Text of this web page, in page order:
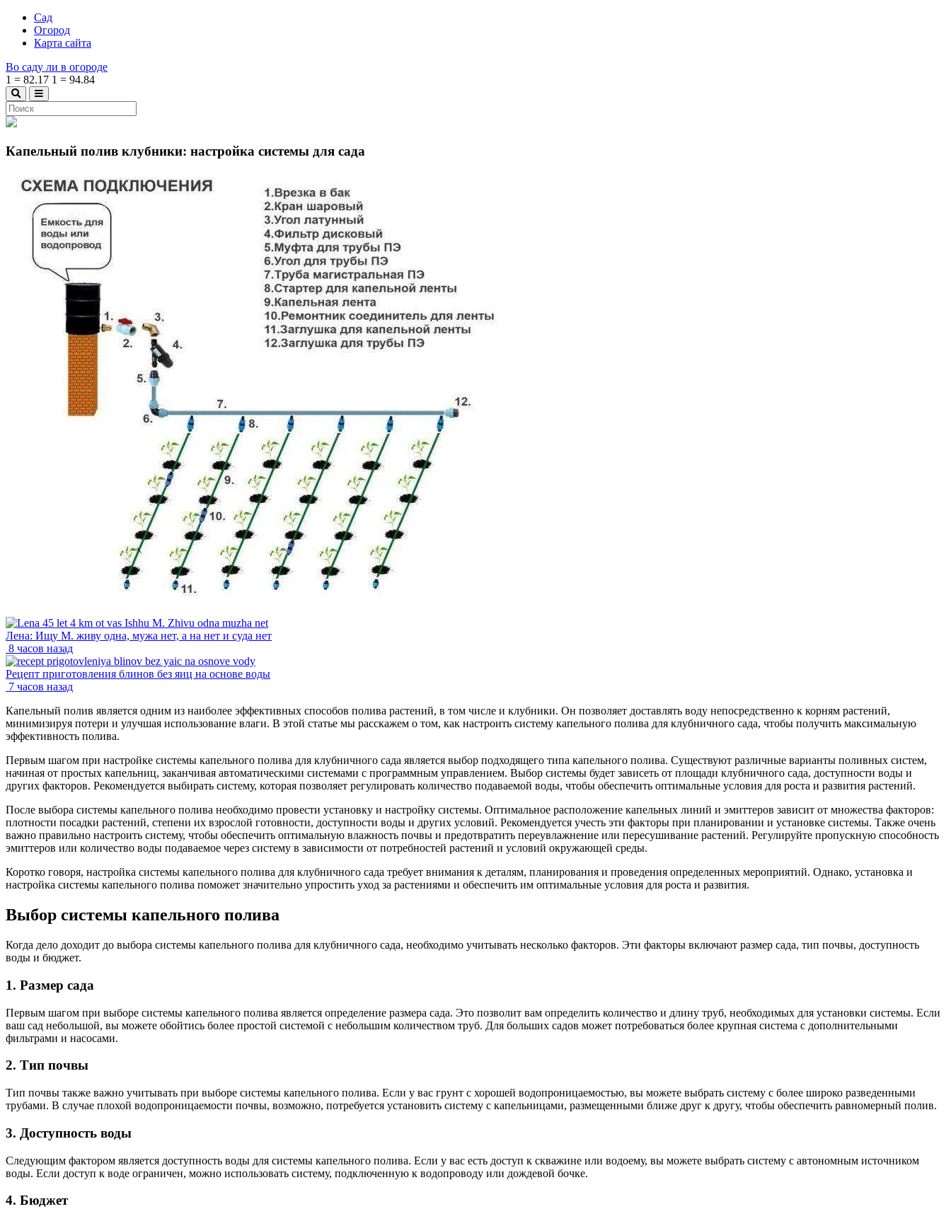
Сад
Огород
Карта сайта
Во саду ли в огороде
1 = 82.17 1 = 94.84
Капельный полив клубники: настройка системы для сада
Лена: Ищу М. живу одна, мужа нет, а на нет и суда нет
8 часов назад
Рецепт приготовления блинов без яиц на основе воды
7 часов назад
Капельный полив является одним из наиболее эффективных способов полива растений, в том числе и клубники. Он позволяет доставлять воду непосредственно к корням растений,
минимизируя потери и улучшая использование влаги. В этой статье мы расскажем о том, как настроить систему капельного полива для клубничного сада, чтобы получить максимальную
эффективность полива.
Первым шагом при настройке системы капельного полива для клубничного сада является выбор подходящего типа капельного полива. Существуют различные варианты поливных систем,
начиная от простых капельниц, заканчивая автоматическими системами с программным управлением. Выбор системы будет зависеть от площади клубничного сада, доступности воды и
других факторов. Рекомендуется выбирать систему, которая позволяет регулировать количество подаваемой воды, чтобы обеспечить оптимальные условия для роста и развития растений.
После выбора системы капельного полива необходимо провести установку и настройку системы. Оптимальное расположение капельных линий и эмиттеров зависит от множества факторов:
плотности посадки растений, степени их взрослой готовности, доступности воды и других условий. Рекомендуется учесть эти факторы при планировании и установке системы. Также очень
важно правильно настроить систему, чтобы обеспечить оптимальную влажность почвы и предотвратить переувлажнение или пересушивание растений. Регулируйте пропускную способность
эмиттеров или количество воды подаваемое через систему в зависимости от потребностей растений и условий окружающей среды.
Коротко говоря, настройка системы капельного полива для клубничного сада требует внимания к деталям, планирования и проведения определенных мероприятий. Однако, установка и
настройка системы капельного полива поможет значительно упростить уход за растениями и обеспечить им оптимальные условия для роста и развития.
Выбор системы капельного полива
Когда дело доходит до выбора системы капельного полива для клубничного сада, необходимо учитывать несколько факторов. Эти факторы включают размер сада, тип почвы, доступность
воды и бюджет.
1. Размер сада
Первым шагом при выборе системы капельного полива является определение размера сада. Это позволит вам определить количество и длину труб, необходимых для установки системы. Если
ваш сад небольшой, вы можете обойтись более простой системой с небольшим количеством труб. Для больших садов может потребоваться более крупная система с дополнительными
фильтрами и насосами.
2. Тип почвы
Тип почвы также важно учитывать при выборе системы капельного полива. Если у вас грунт с хорошей водопроницаемостью, вы можете выбрать систему с более широко разведенными
трубами. В случае плохой водопроницаемости почвы, возможно, потребуется установить систему с капельницами, размещенными ближе друг к другу, чтобы обеспечить равномерный полив.
3. Доступность воды
Следующим фактором является доступность воды для системы капельного полива. Если у вас есть доступ к скважине или водоему, вы можете выбрать систему с автономным источником
воды. Если доступ к воде ограничен, можно использовать систему, подключенную к водопроводу или дождевой бочке.
4. Бюджет